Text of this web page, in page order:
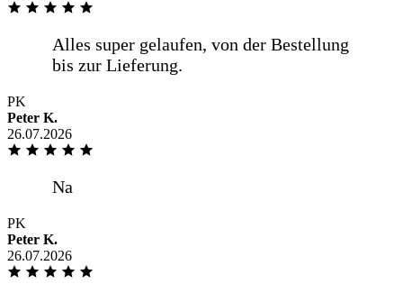
PK
Peter K.
26.07.2026
PK
Peter K.
26.07.2026
Pünktlich wie vereinbart Hilfsbereiter
Unkompliziert, gute Qualität, schnelle